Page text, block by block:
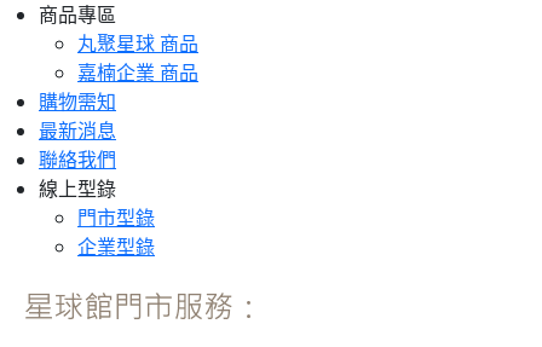
商品專區
丸聚星球 商品
嘉楠企業 商品
購物需知
最新消息
聯絡我們
線上型錄
門市型錄
企業型錄